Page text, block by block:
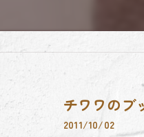
チワワのブ
2011/10/02